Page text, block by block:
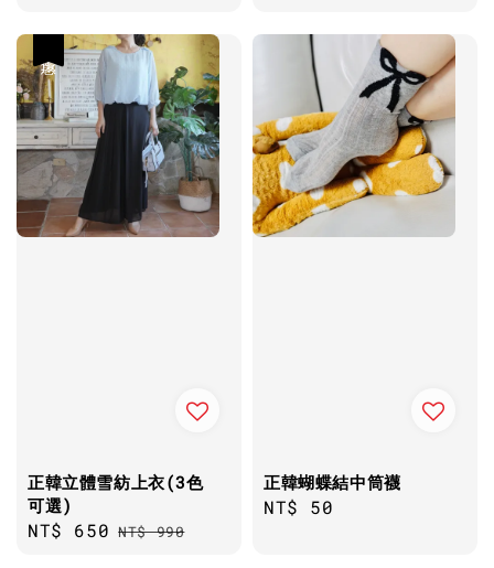
正韓立體雪紡上衣(3色
可選)
Sale
NT$ 650 Regular
NT$ 990
正韓蝴蝶結中筒襪
Regular
NT$ 50